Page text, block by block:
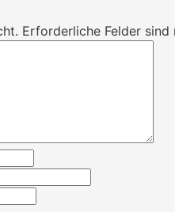
Erforderliche Felder sind